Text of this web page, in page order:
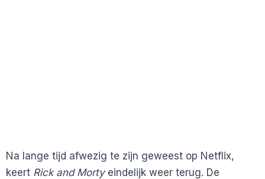
Na lange tijd afwezig te zijn geweest op Netflix,
keert Rick and Mortyeindelijk weer terug. De